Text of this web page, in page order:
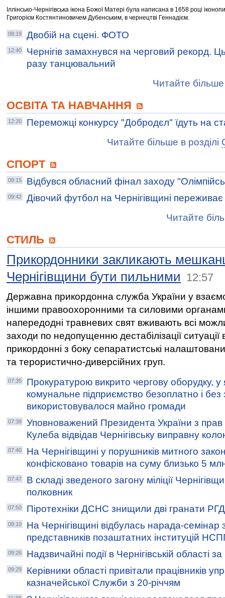
Іллінсько-Чернігівська ікона Божої Матері була написана в 1658 році
Григорієм Костянтиновичем Дубенським, в чернецтві Геннадієм.
08:19 Двобій на сцені. ФОТО
12:40
Чернігів замахнувся на черговий рекорд.
разу танцювальний
Читайте більше
ОСВІТА ТА НАВЧАННЯ
12:20
Переможці конкурсу "Добродєл" їдуть на
Читайте більше в розділі
СПОРТ
08:15 Відбувся обласний фінал заходу
09:42
Дівочий футбол на Чернігівщині
Читайте
СТИЛЬ
Прикордонники закликають
Чернігівщини бути пильними 12:57
Державна прикордонна служба України у
іншими правоохоронними та силовими
напередодні травневих свят вживають всі
заходи по недопущенню дестабілізації ситуації
прикордонні з боку сепаратистські
та терористично-диверсійних груп.
07:35
Прокуратурою викрито чергову оборудку, у
комунальне підприємство безоплатно і без
використовувалося майно громади
07:38
Уповноважений Президента України з
Кулеба відвідав Чернігівську виправну
07:40
На Чернігівщині у порушників митного
конфісковано товарів на суму близько 5
07:47
В складі зведеного загону міліції
полковник
07:50 Піротехніки ДСНС знищили дві гранати
08:10
На Чернігівщині відбулась нарада-семінар
представників позаштатних інституцій
09:26 Надзвичайні події в Чернігівській області
09:29
Керівники області привітали працівників
казначейської Служби з 20-річчям